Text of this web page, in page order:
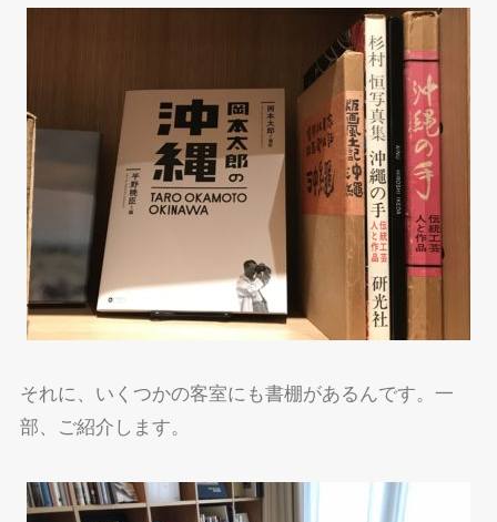
それに、いくつかの客室にも書棚があるんです。一
部、ご紹介します。